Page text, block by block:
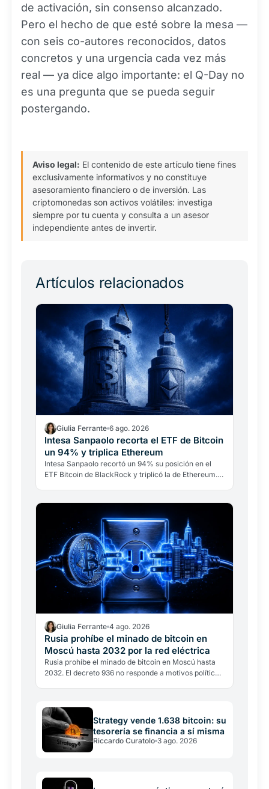
de activación, sin consenso alcanzado.
Pero el hecho de que esté sobre la mesa —
con seis co-autores reconocidos, datos
concretos y una urgencia cada vez más
real — ya dice algo importante: el Q-Day no
es una pregunta que se pueda seguir
postergando.
Aviso legal: El contenido de este artículo tiene fines
exclusivamente informativos y no constituye
asesoramiento financiero o de inversión. Las
criptomonedas son activos volátiles: investiga
siempre por tu cuenta y consulta a un asesor
independiente antes de invertir.
Artículos relacionados
Giulia Ferrante 6 ago. 2026
Intesa Sanpaolo recorta el ETF de Bitcoin
un 94% y triplica Ethereum
Intesa Sanpaolo recortó un 94% su posición en el
ETF Bitcoin de BlackRock y triplicó la de Ethereum.
Giulia Ferrante 4 ago. 2026
Rusia prohíbe el minado de bitcoin en
Moscú hasta 2032 por la red eléctrica
Rusia prohíbe el minado de bitcoin en Moscú hasta
2032. El decreto 936 no responde a motivos políticos,
Strategy vende 1.638 bitcoin: su
tesorería se financia a sí misma
Riccardo Curatolo 3 ago. 2026